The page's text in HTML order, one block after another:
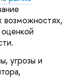
возможностях,
угрозы и